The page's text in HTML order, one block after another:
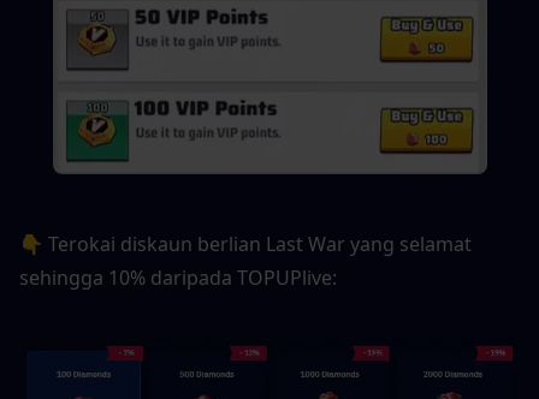
👇 Terokai diskaun berlian Last War yang selamat
sehingga 10% daripada TOPUPlive: